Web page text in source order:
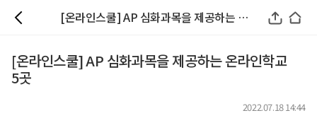
[온라인스쿨] AP 심화과목을 제공하는 온라인학교 5곳
[온라인스쿨] AP 심화과목을 제공하는 온라인학교
5곳
2022.07.18 14:44